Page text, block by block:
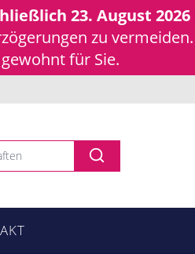
23. August 2026
zu vermeiden.
für Sie.